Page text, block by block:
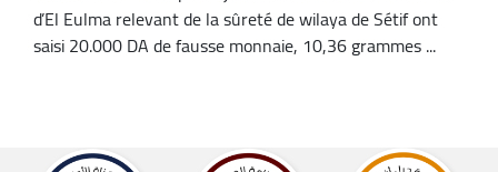
d’El Eulma relevant de la sûreté de wilaya de Sétif ont
saisi 20.000 DA de fausse monnaie, 10,36 grammes ...